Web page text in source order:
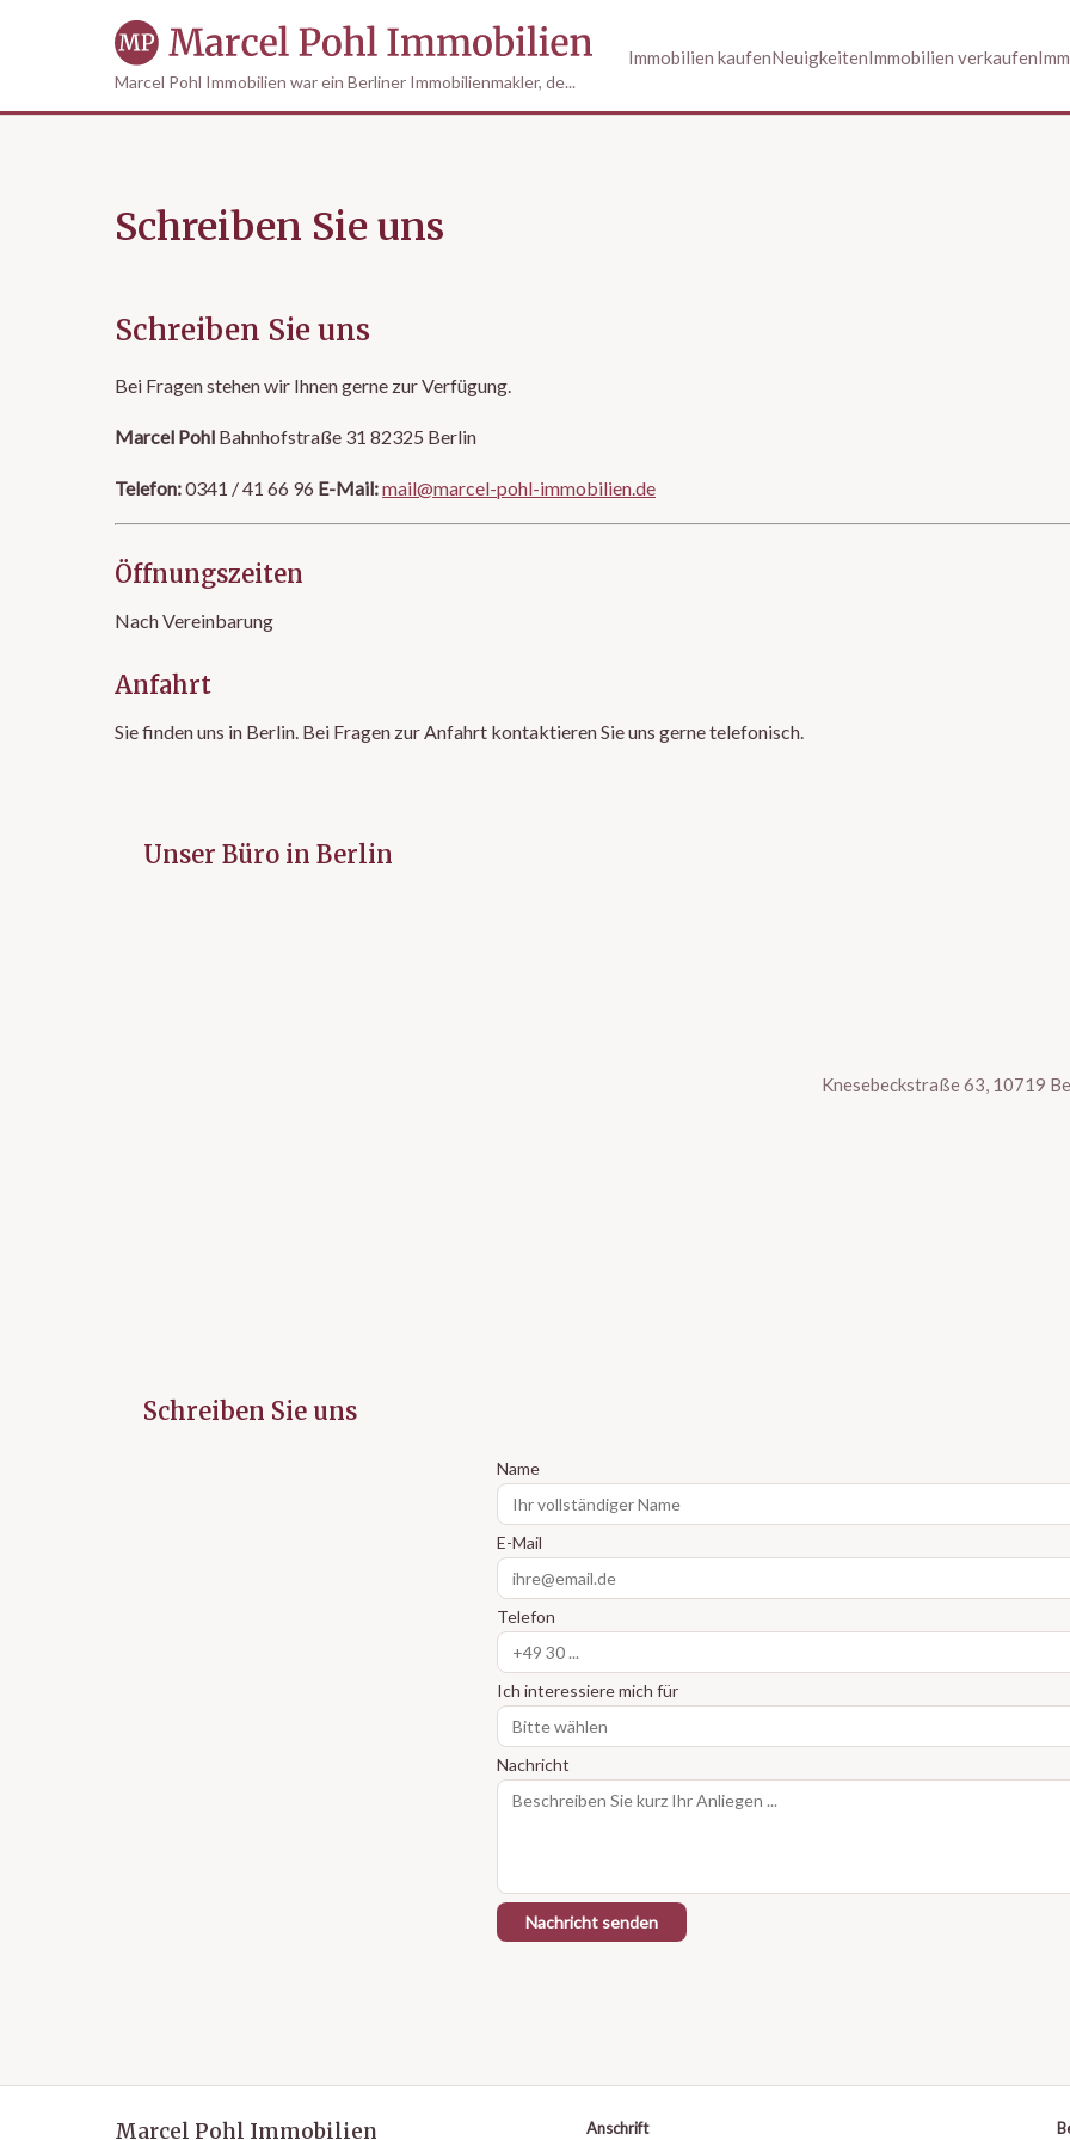
Marcel Pohl Immobilien war ein Berliner Immobilienmakler, de...
Immobilien kaufenNeuigkeitenImmobilien verkaufen
Schreiben Sie uns
Schreiben Sie uns
Bei Fragen stehen wir Ihnen gerne zur Verfügung.
Marcel Pohl Bahnhofstraße 31 82325 Berlin
Telefon:0341 / 41 66 96 E-Mail:mail@marcel-pohl-immobilien.de
Öffnungszeiten
Nach Vereinbarung
Anfahrt
Sie finden uns in Berlin. Bei Fragen zur Anfahrt kontaktieren Sie uns gerne telefonisch.
Unser Büro in Berlin
Knesebeckstraße 63, 10719
Schreiben Sie uns
Name
E-Mail
Telefon
Ich interessiere mich für
Nachricht
Nachricht senden
Marcel Pohl Immobilien Anschrift